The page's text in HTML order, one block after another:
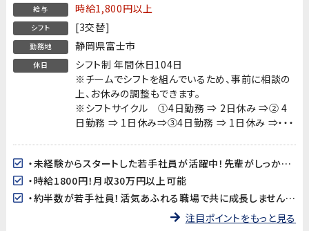
給与 時給1,800円以上
シフト [3交替]
勤務地 静岡県富士市
休日
シフト制 年間休日104日
※チームでシフトを組んでいるため、事前に相談の
上、お休みの調整もできます。
※シフトサイクル ①4日勤務 ⇒ 2日休み ⇒② 4
日勤務 ⇒ 1日休み⇒③4日勤務 ⇒ 1日休み ⇒・・・
・未経験からスタートした若手社員が活躍中！先輩がしっかりサポートします。
・時給1800円！月収30万円以上可能
・約半数が若手社員！活気あふれる職場で共に成長しませんか？
注目ポイントをもっと見る